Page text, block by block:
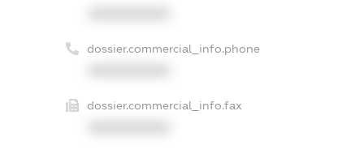
dossier.commercial_info.phone
dossier.commercial_info.fax